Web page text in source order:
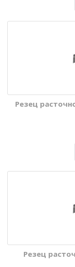
Резец
Резец